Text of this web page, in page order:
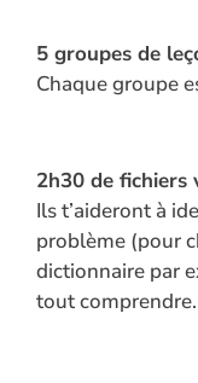
5 groupes de
Chaque groupe
2h30 de fichiers
Ils t’aideront à
problème (pour
dictionnaire par
tout comprendre.
passe
perdu ?
Se connecter
Mot de
passe
perdu ?